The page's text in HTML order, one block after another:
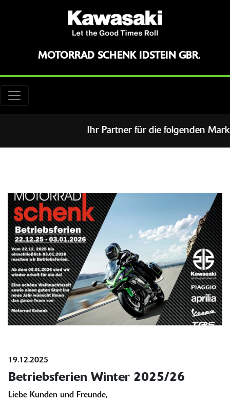
MOTORRAD SCHENK IDSTEIN GBR.
Ihr Partner für die folgenden
19.12.2025
Betriebsferien Winter 2025/26
Liebe Kunden und Freunde,